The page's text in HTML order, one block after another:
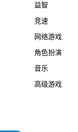
益智
竞速
网络游戏
角色扮演
音乐
高级游戏